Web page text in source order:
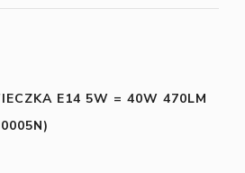
E14 5W = 40W 470LM